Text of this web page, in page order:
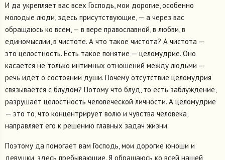
И да укрепляет вас всех Господь, мои дорогие, особенно
молодые люди, здесь присутствующие, — а через вас
обращаюсь ко всем, — в вере православной, в любви, в
единомыслии, в чистоте. А что такое чистота? А чистота —
это целостность. Есть такое понятие — целомудрие. Оно
касается не только интимных отношений между людьми —
речь идет о состоянии души. Почему отсутствие целомудрия
связывается с блудом? Потому что блуд, то есть заблуждение,
разрушает целостность человеческой личности. А целомудрие
— это то, что концентрирует волю и чувства человека,
направляет его к решению главных задач жизни.
Поэтому да помогает вам Господь, мои дорогие юноши и
девушки, здесь пребывающие. Я обращаюсь ко всей нашей